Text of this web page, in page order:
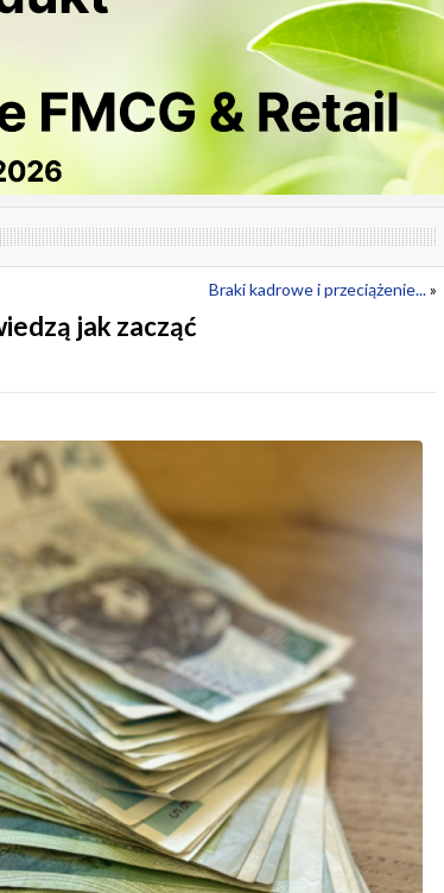
Braki kadrowe i przeciążenie...»
jak zacząć